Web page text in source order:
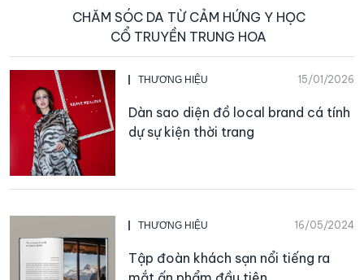
CHĂM SÓC DA TỪ CẢM HỨNG Y HỌC
CỔ TRUYỀN TRUNG HOA
THƯƠNG HIỆU 15/01/2026
Dàn sao diện đồ local brand cá tính
dự sự kiện thời trang
THƯƠNG HIỆU 16/05/2024
Tập đoàn khách sạn nổi tiếng ra